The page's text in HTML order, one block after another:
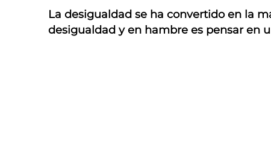
La desigualdad se ha convertido en la
desigualdad y en hambre es pensar en